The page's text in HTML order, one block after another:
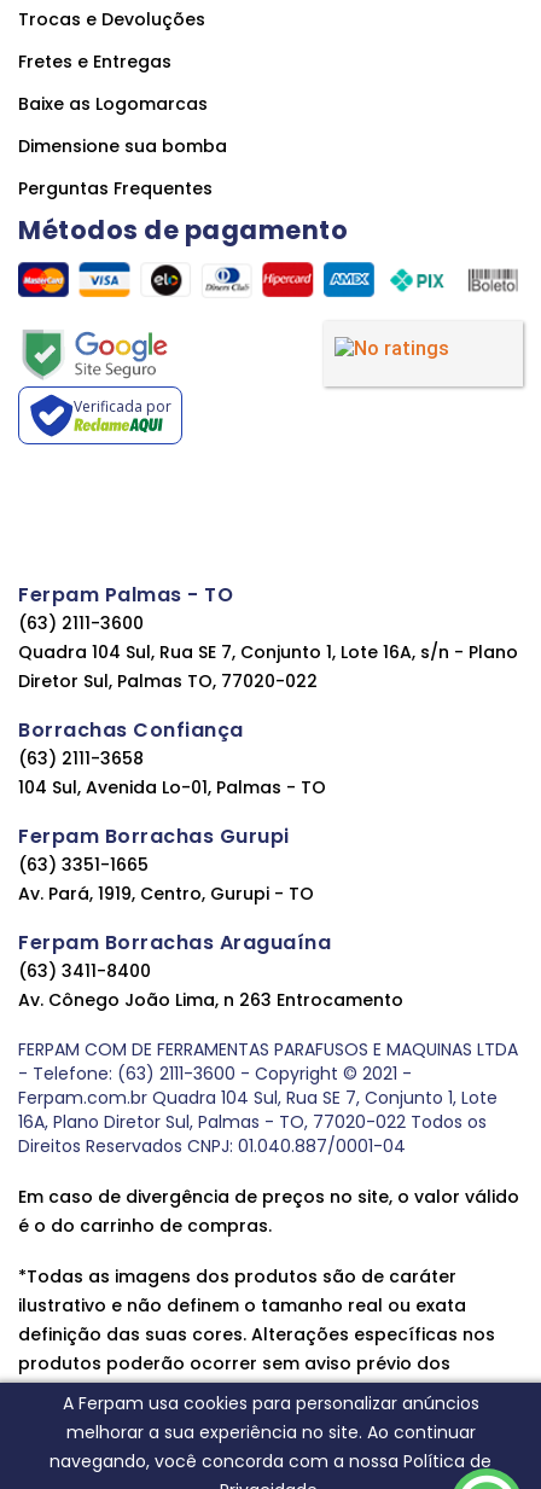
A Ferpam usa cookies para personalizar anúncios
melhorar a sua experiência no site. Ao continuar
navegando, você concorda com a nossa Política de
Trocas e Devoluções
Fretes e Entregas
Baixe as Logomarcas
Dimensione sua bomba
Perguntas Frequentes
Métodos de pagamento
Verificada por
Ferpam Palmas - TO
(63) 2111-3600
Quadra 104 Sul, Rua SE 7, Conjunto 1, Lote 16A, s/n - Plano
Diretor Sul, Palmas TO, 77020-022
Borrachas Confiança
(63) 2111-3658
104 Sul, Avenida Lo-01, Palmas - TO
Ferpam Borrachas Gurupi
(63) 3351-1665
Av. Pará, 1919, Centro, Gurupi - TO
Ferpam Borrachas Araguaína
(63) 3411-8400
Av. Cônego João Lima, n 263 Entrocamento
FERPAM COM DE FERRAMENTAS PARAFUSOS E MAQUINAS LTDA
- Telefone: (63) 2111-3600 - Copyright © 2021 -
Ferpam.com.br Quadra 104 Sul, Rua SE 7, Conjunto 1, Lote
16A, Plano Diretor Sul, Palmas - TO, 77020-022 Todos os
Direitos Reservados CNPJ: 01.040.887/0001-04
Em caso de divergência de preços no site, o valor válido
é o do carrinho de compras.
*Todas as imagens dos produtos são de caráter
ilustrativo e não definem o tamanho real ou exata
definição das suas cores. Alterações específicas nos
produtos poderão ocorrer sem aviso prévio dos
fornecedores, qualquer dúvida sobre nossos produtos
entre em contato conosco.